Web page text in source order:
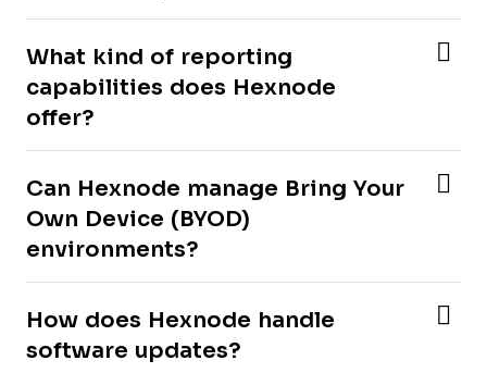
What kind of reporting
capabilities does Hexnode
offer?
Can Hexnode manage Bring Your
Own Device (BYOD)
environments?
How does Hexnode handle
software updates?